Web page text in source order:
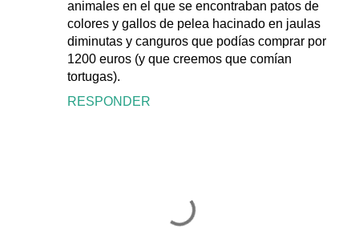
animales en el que se encontraban patos de
colores y gallos de pelea hacinado en jaulas
diminutas y canguros que podías comprar por
1200 euros (y que creemos que comían
tortugas).
RESPONDER